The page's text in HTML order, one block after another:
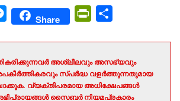
MessengerShare PrintFriendly
അശ്ലീലവും അസഭ്യവും
സ്പർദ്ധ വളർത്തുന്നതുമായ
വ്യക്തിപരമായ അധിക്ഷേപങ്ങൾ
സൈബർ നിയമപ്രകാരം